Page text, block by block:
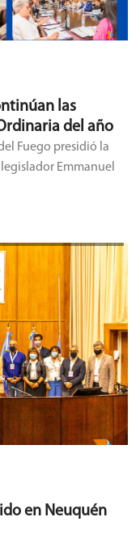
las
del año
Fuego presidió la
Emmanuel
en Neuquén